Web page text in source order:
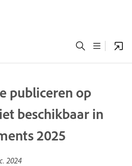
publiceren op
beschikbaar in
2025
2024